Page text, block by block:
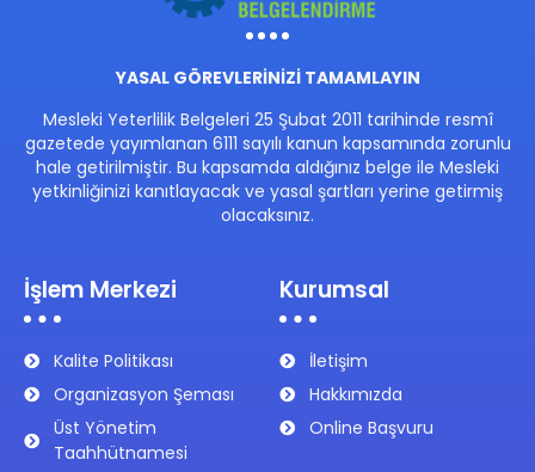
YASAL GÖREVLERİNİZİ TAMAMLAYIN
Mesleki Yeterlilik Belgeleri 25 Şubat 2011 tarihinde resmî
gazetede yayımlanan 6111 sayılı kanun kapsamında zorunlu
hale getirilmiştir. Bu kapsamda aldığınız belge ile Mesleki
yetkinliğinizi kanıtlayacak ve yasal şartları yerine getirmiş
olacaksınız.
İşlem Merkezi
Kalite Politikası
Organizasyon Şeması
Üst Yönetim
Taahhütnamesi
Kurumsal
İletişim
Hakkımızda
Online Başvuru